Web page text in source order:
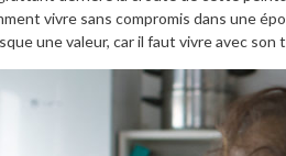
vivre sans compromis dans une
une valeur, car il faut vivre avec son